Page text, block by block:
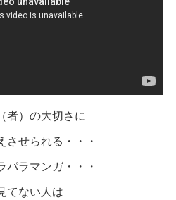
者）の大切さに
せられる・・・
ラマンガ・・・
てない人は